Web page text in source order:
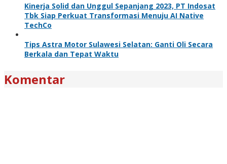
Kinerja Solid dan Unggul Sepanjang 2023, PT Indosat
Tbk Siap Perkuat Transformasi Menuju AI Native
TechCo
Tips Astra Motor Sulawesi Selatan: Ganti Oli Secara
Berkala dan Tepat Waktu
Komentar